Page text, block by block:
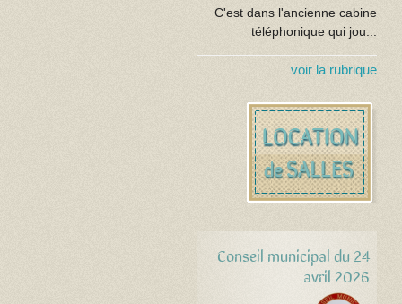
C'est dans l'ancienne cabine
téléphonique qui jou...
voir la rubrique
Conseil municipal du 24
avril 2026